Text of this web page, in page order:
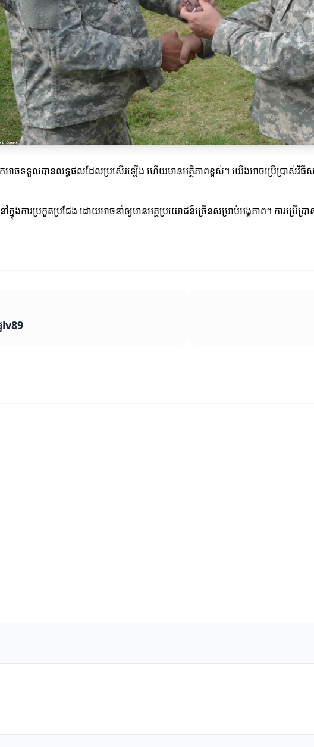
កអាចទទួលបានលទ្ធផលដែលប្រសើរឡើង ហើយមានអត្ថិភាពខ្ពស់។ យើងអាចប្រើប្រាស់វិធីស
ក្នុងការប្រកួតប្រជែង ដោយអាចនាំឲ្យមានអត្ថប្រយោជន៍ច្រើនសម្រាប់អង្គភាព។ ការប្រ
lv89